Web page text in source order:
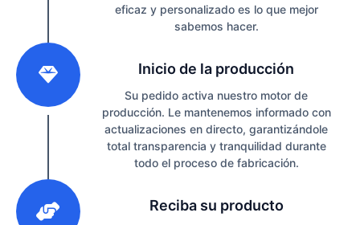
eficaz y personalizado es lo que mejor
sabemos hacer.
Inicio de la producción
Su pedido activa nuestro motor de
producción. Le mantenemos informado con
actualizaciones en directo, garantizándole
total transparencia y tranquilidad durante
todo el proceso de fabricación.
Reciba su producto